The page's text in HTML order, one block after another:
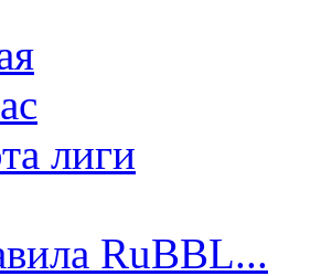
лиги
RuBBL...